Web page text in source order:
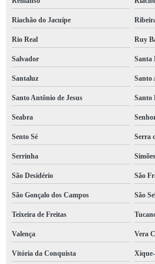
empresa de segurança e saúde do trabalho contratar
empresa de segurança do trabalho pgr orçamento
empresa de segurança trabalho ltcat contratar
serviço de empresa de segurança do trabalho linha
empresa de segurança e medicina do trabalho
serviço de empresa de segurança do trabalho
empresa de segurança do trabalho linha de vida
contato de empresa de segurança do trabalho linha
empresa de segurança do trabalho pgr orçamento
empresa de segurança do trabalho contratar Alto do
Riachão do Jacuípe
Rio Real Ruy
Salvador Santa
Santaluz Santo
Santo Antônio de Jesus Santo
Seabra
Sento Sé Serra
Serrinha
São Desidério São
São Gonçalo dos Campos São
Teixeira de Freitas
Valença Vera
Vitória da Conquista